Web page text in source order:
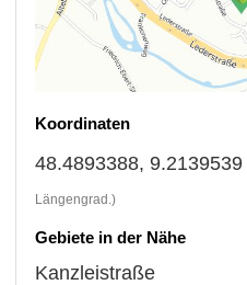
Koordinaten
48.4893388, 9.2139539
Längengrad.)
Gebiete in der Nähe
Kanzleistraße